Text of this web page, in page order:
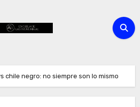
chile negro: no siempre son lo mismo